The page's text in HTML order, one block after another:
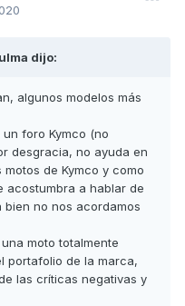
dijo:
algunos modelos más
foro Kymco (no
desgracia, no ayuda en
de Kymco y como
acostumbra a hablar de
no nos acordamos
moto totalmente
portafolio de la marca,
las críticas negativas y